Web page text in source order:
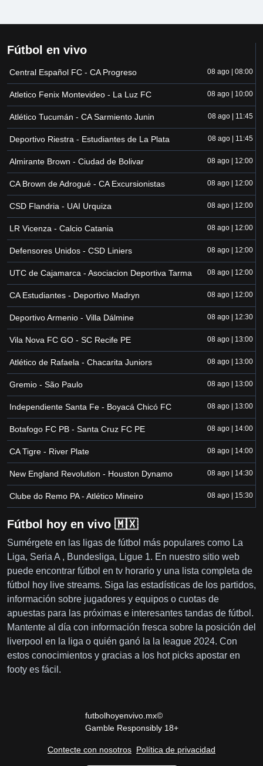
Fútbol en vivo
Central Español FC - CA Progreso 08 ago | 08:00
Atletico Fenix Montevideo - La Luz FC 08 ago | 10:00
Atlético Tucumán - CA Sarmiento Junin 08 ago | 11:45
Deportivo Riestra - Estudiantes de La Plata 08 ago | 11:45
Almirante Brown - Ciudad de Bolivar 08 ago | 12:00
CA Brown de Adrogué - CA Excursionistas 08 ago | 12:00
CSD Flandria - UAI Urquiza 08 ago | 12:00
LR Vicenza - Calcio Catania 08 ago | 12:00
Defensores Unidos - CSD Liniers 08 ago | 12:00
UTC de Cajamarca - Asociacion Deportiva Tarma 08 ago | 12:00
CA Estudiantes - Deportivo Madryn 08 ago | 12:00
Deportivo Armenio - Villa Dálmine 08 ago | 12:30
Vila Nova FC GO - SC Recife PE 08 ago | 13:00
Atlético de Rafaela - Chacarita Juniors 08 ago | 13:00
Gremio - São Paulo 08 ago | 13:00
Independiente Santa Fe - Boyacá Chicó FC 08 ago | 13:00
Botafogo FC PB - Santa Cruz FC PE 08 ago | 14:00
CA Tigre - River Plate 08 ago | 14:00
New England Revolution - Houston Dynamo 08 ago | 14:30
Clube do Remo PA - Atlético Mineiro 08 ago | 15:30
Fútbol hoy en vivo 🇲🇽
Sumérgete en las ligas de fútbol más populares como La
Liga, Seria A , Bundesliga, Ligue 1. En nuestro sitio web
puede encontrar fútbol en tv horario y una lista completa de
fútbol hoy live streams. Siga las estadísticas de los partidos,
información sobre jugadores y equipos o cuotas de
apuestas para las próximas e interesantes tandas de fútbol.
Mantente al día con información fresca sobre la posición del
liverpool en la liga o quién ganó la la league 2024. Con
estos conocimientos y gracias a los hot picks apostar en
footy es fácil.
futbolhoyenvivo.mx©
Gamble Responsibly 18+
Contecte con nosotros Política de privacidad